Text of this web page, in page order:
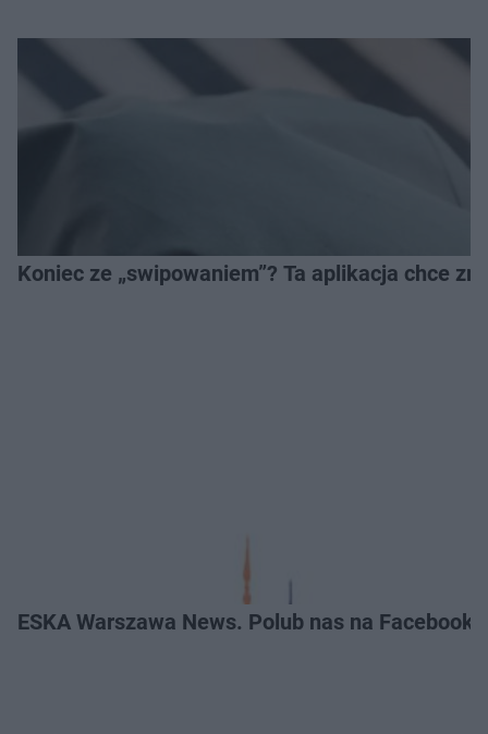
Koniec ze „swipowaniem”? Ta aplikacja chce
ESKA Warszawa News. Polub nas na